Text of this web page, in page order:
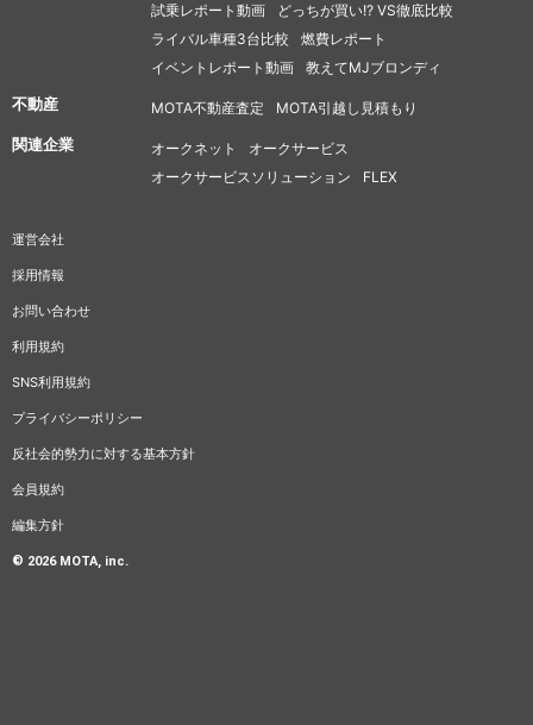
試乗レポート動画
どっちが買い!? VS徹底比較
ライバル車種3台比較
燃費レポート
イベントレポート動画
教えてMJブロンディ
不動産 MOTA不動産査定 MOTA引越し見積もり
関連企業 オークネット
オークサービス
オークサービスソリューション
FLEX
運営会社
採用情報
お問い合わせ
利用規約
SNS利用規約
プライバシーポリシー
反社会的勢力に対する基本方針
会員規約
編集方針
© 2026 MOTA, inc.